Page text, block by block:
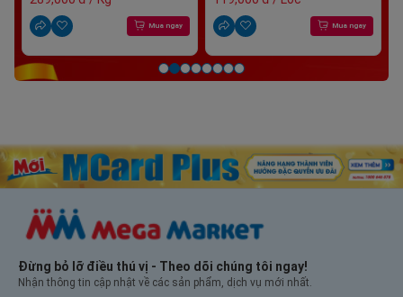
Mua ngay Mua ngay
Item
3
Đừng bỏ lỡ điều thú vị - Theo dõi chúng tôi ngay!
Nhận thông tin cập nhật về các sản phẩm, dịch vụ mới nhất.